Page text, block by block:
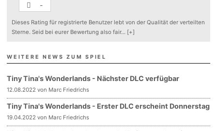
-
Dieses Rating für registrierte Benutzer lebt von der Qualität der verteilten
Sterne. Seid bei eurer Bewertung also fair... [+]
WEITERE NEWS ZUM SPIEL
Tiny Tina's Wonderlands - Nächster DLC verfügbar
12.08.2022 von Marc Friedrichs
Tiny Tina's Wonderlands - Erster DLC erscheint Donnerstag
19.04.2022 von Marc Friedrichs